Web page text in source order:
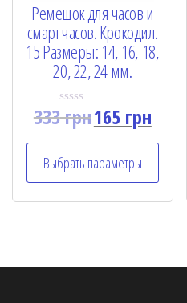
Ремешок для часов и
смарт часов. Крокодил.
15 Размеры: 14, 16, 18,
20, 22, 24 мм.
R
a
d
0
o
u
333грн165грн
Выбрать параметры